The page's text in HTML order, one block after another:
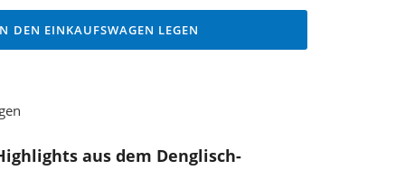
DEN EINKAUFSWAGEN LEGEN
aus dem Denglisch-